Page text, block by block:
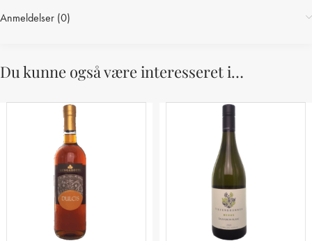
Anmeldelser (0)
Du kunne også være interesseret i…